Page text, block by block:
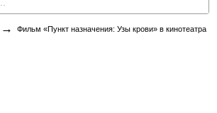
→ Фильм «Пункт назначения: Узы крови» в кинотеатрах Владивостока. Купить билеты!